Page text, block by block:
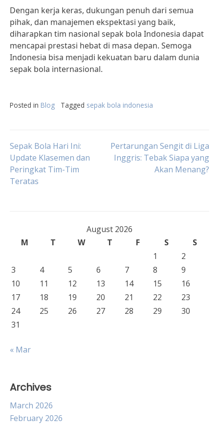
Dengan kerja keras, dukungan penuh dari semua
pihak, dan manajemen ekspektasi yang baik,
diharapkan tim nasional sepak bola Indonesia dapat
mencapai prestasi hebat di masa depan. Semoga
Indonesia bisa menjadi kekuatan baru dalam dunia
sepak bola internasional.
Posted in Blog Tagged sepak bola indonesia
Post
navigation
Sepak Bola Hari Ini:
Update Klasemen dan
Peringkat Tim-Tim
Teratas
Pertarungan Sengit di Liga
Inggris: Tebak Siapa yang
Akan Menang?
August 2026
M
T W T F S
S
1
2
3
4 5 6 7 8
9
10
11 12 13 14 15
16
17
18 19 20 21 22
23
24
25 26 27 28 29
30
31
« Mar
Archives
March 2026
February 2026